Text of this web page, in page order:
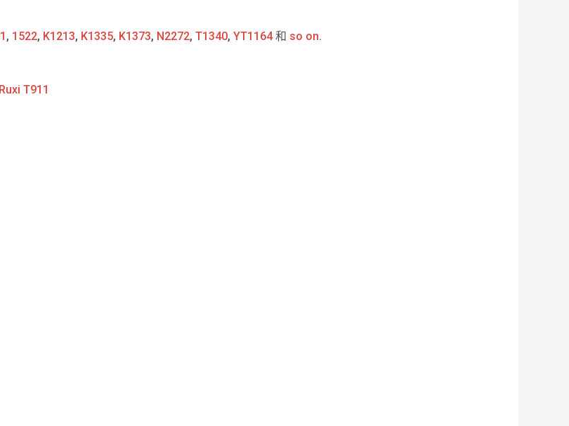
, 1522, K1213, K1335, K1373, N2272, T1340, YT1164和 so on.
T911